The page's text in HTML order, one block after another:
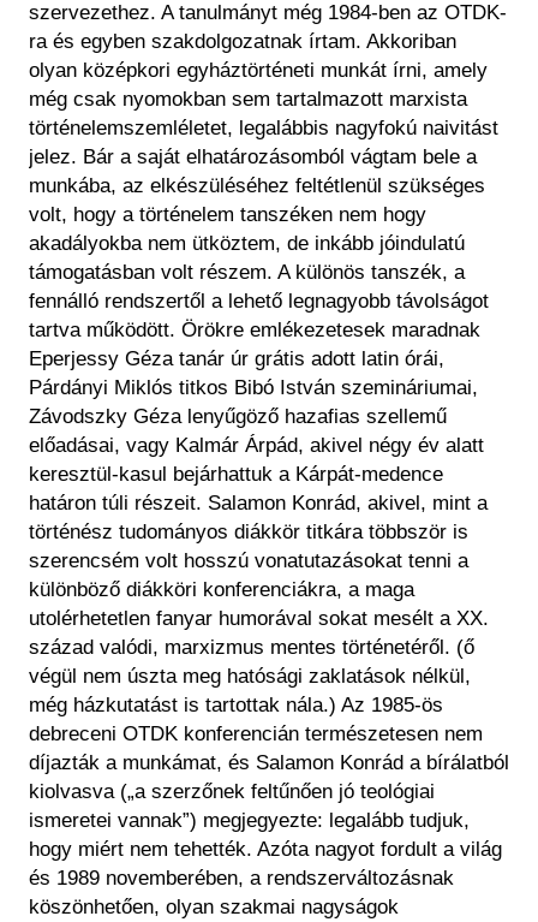
szervezethez. A tanulmányt még 1984-ben az OTDK-
ra és egyben szakdolgozatnak írtam. Akkoriban
olyan középkori egyháztörténeti munkát írni, amely
még csak nyomokban sem tartalmazott marxista
történelemszemléletet, legalábbis nagyfokú naivitást
jelez. Bár a saját elhatározásomból vágtam bele a
munkába, az elkészüléséhez feltétlenül szükséges
volt, hogy a történelem tanszéken nem hogy
akadályokba nem ütköztem, de inkább jóindulatú
támogatásban volt részem. A különös tanszék, a
fennálló rendszertől a lehető legnagyobb távolságot
tartva működött. Örökre emlékezetesek maradnak
Eperjessy Géza tanár úr grátis adott latin órái,
Párdányi Miklós titkos Bibó István szemináriumai,
Závodszky Géza lenyűgöző hazafias szellemű
előadásai, vagy Kalmár Árpád, akivel négy év alatt
keresztül-kasul bejárhattuk a Kárpát-medence
határon túli részeit. Salamon Konrád, akivel, mint a
történész tudományos diákkör titkára többször is
szerencsém volt hosszú vonatutazásokat tenni a
különböző diákköri konferenciákra, a maga
utolérhetetlen fanyar humorával sokat mesélt a XX.
század valódi, marxizmus mentes történetéről. (ő
végül nem úszta meg hatósági zaklatások nélkül,
még házkutatást is tartottak nála.) Az 1985-ös
debreceni OTDK konferencián természetesen nem
díjazták a munkámat, és Salamon Konrád a bírálatból
kiolvasva („a szerzőnek feltűnően jó teológiai
ismeretei vannak”) megjegyezte: legalább tudjuk,
hogy miért nem tehették. Azóta nagyot fordult a világ
és 1989 novemberében, a rendszerváltozásnak
köszönhetően, olyan szakmai nagyságok